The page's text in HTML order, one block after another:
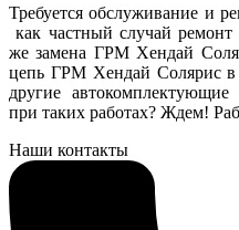
Требуется обслуживание и
как частный случай
же замена ГРМ Хендай
цепь ГРМ Хендай Солярис в
другие
при таких работах? Ждем!
Наши контакты